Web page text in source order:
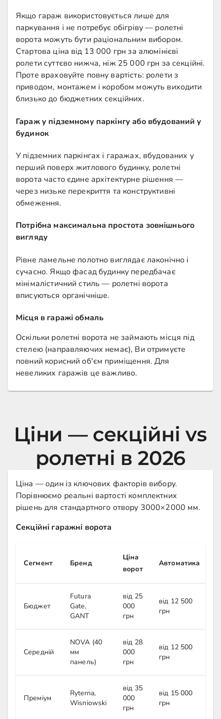
Якщо гараж використовується лише для
паркування і не потребує обігріву — ролетні
ворота можуть бути раціональним вибором.
Стартова ціна від 13 000 грн за алюмінієві
ролети суттєво нижча, ніж 25 000 грн за секційні.
Проте враховуйте повну вартість: ролети з
приводом, монтажем і коробом можуть виходити
близько до бюджетних секційних.
Гараж у підземному паркінгу або вбудований у
будинок
У підземних паркінгах і гаражах, вбудованих у
перший поверх житлового будинку, ролетні
ворота часто єдине архітектурне рішення —
через низьке перекриття та конструктивні
обмеження.
Потрібна максимальна простота зовнішнього
вигляду
Рівне ламельне полотно виглядає лаконічно і
сучасно. Якщо фасад будинку передбачає
мінімалістичний стиль — ролетні ворота
вписуються органічніше.
Місця в гаражі обмаль
Оскільки ролетні ворота не займають місця під
стелею (направляючих немає), Ви отримуєте
повний корисний об'єм приміщення. Для
невеликих гаражів це важливо.
Ціни — секційні vs
ролетні в 2026
Ціна — один із ключових факторів вибору.
Порівнюємо реальні вартості комплектних
рішень для стандартного отвору 3000×2000 мм.
Секційні гаражні ворота
Сегмент Бренд
Ціна
ворот
Автоматика
Бюджет
Futura
Gate,
GANT
від 25
000
грн
від 12 500
грн
Середній
NOVA (40
мм
панель)
від 28
000
грн
від 12 500
грн
Преміум
Ryterna,
Wisniowski
від 35
000
грн
від 15 000
грн